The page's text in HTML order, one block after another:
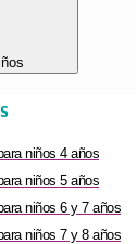
niños 4 años
niños 5 años
niños 6 y 7 años
niños 7 y 8 años